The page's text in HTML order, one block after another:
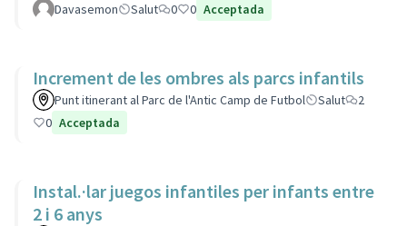
Davasemon Salut 0 0 Acceptada
Increment de les ombres als parcs infantils
Punt itinerant al Parc de l'Antic Camp de Futbol Salut
2
0 Acceptada
Instal.·lar juegos infantiles per infants entre
2 i 6 anys